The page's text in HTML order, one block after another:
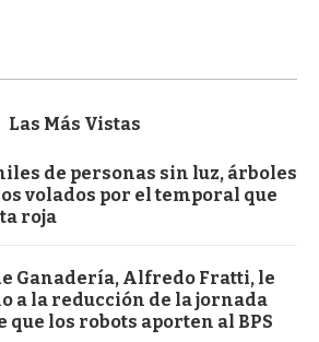
Las Más Vistas
de personas sin luz, árboles
volados por el temporal que
roja
Ganadería, Alfredo Fratti, le
a la reducción de la jornada
que los robots aporten al BPS